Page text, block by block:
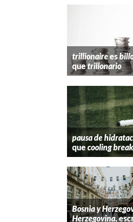
trillionairees
quetrillonario
pausa de
quecooling break
Bosnia y
Herzegovina,